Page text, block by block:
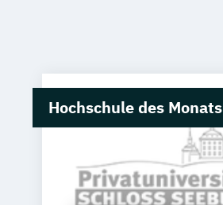
Hochschule des Monats